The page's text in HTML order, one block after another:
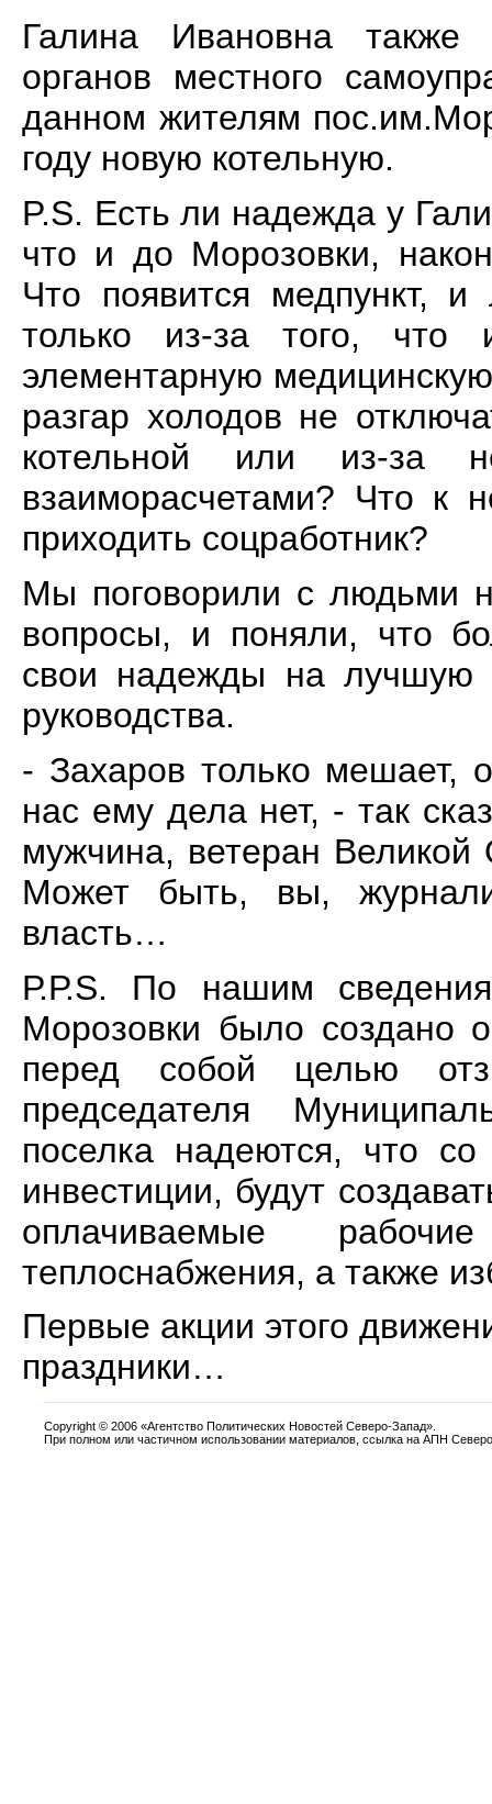
Галина Ивановна также
органов местного
данном жителям
году новую котельную.
P.S. Есть ли надежда у
что и до Морозовки,
Что появится медпункт,
только из-за того, что
элементарную
разгар холодов не
котельной или из-за
взаиморасчетами? Что к
приходить соцработник?
Мы поговорили с людьми
вопросы, и поняли, что
свои надежды на лучшую
руководства.
- Захаров только мешает,
нас ему дела нет, - так
мужчина, ветеран
Может быть, вы,
власть…
Р.Р.S. По нашим
Морозовки было создано
перед собой целью
председателя
поселка надеются, что
инвестиции, будут
оплачиваемые
теплоснабжения, а также
Первые акции этого
праздники…
Copyright © 2006 «Агентство Политических Новостей Северо-Запад».
При полном или частичном использовании материалов, ссылка на АПН